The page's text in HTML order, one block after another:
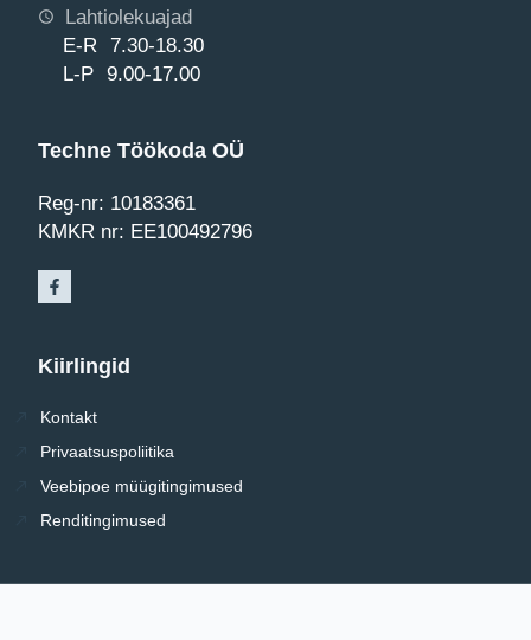
Lahtiolekuajad
E-R 7.30-18.30
L-P 9.00-17.00
Techne Töökoda OÜ
Reg-nr: 10183361
KMKR nr: EE100492796
Kiirlingid
Kontakt
Privaatsuspoliitika
Veebipoe müügitingimused
Renditingimused